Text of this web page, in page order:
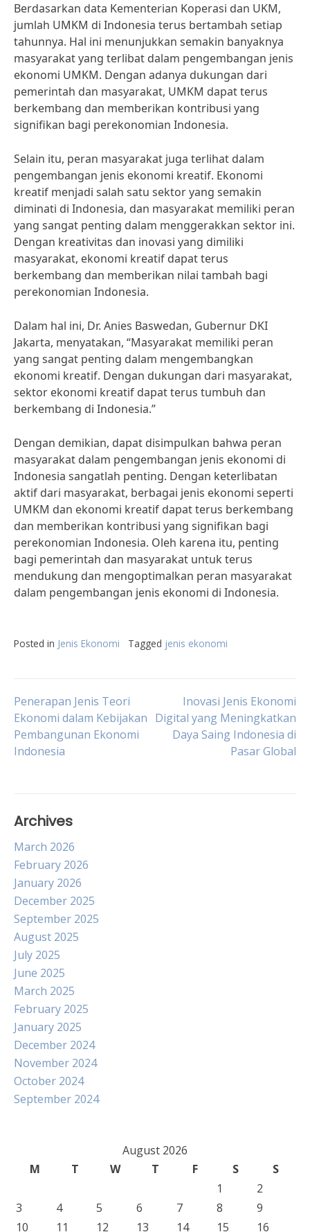
Berdasarkan data Kementerian Koperasi dan UKM,
jumlah UMKM di Indonesia terus bertambah setiap
tahunnya. Hal ini menunjukkan semakin banyaknya
masyarakat yang terlibat dalam pengembangan jenis
ekonomi UMKM. Dengan adanya dukungan dari
pemerintah dan masyarakat, UMKM dapat terus
berkembang dan memberikan kontribusi yang
signifikan bagi perekonomian Indonesia.
Selain itu, peran masyarakat juga terlihat dalam
pengembangan jenis ekonomi kreatif. Ekonomi
kreatif menjadi salah satu sektor yang semakin
diminati di Indonesia, dan masyarakat memiliki peran
yang sangat penting dalam menggerakkan sektor ini.
Dengan kreativitas dan inovasi yang dimiliki
masyarakat, ekonomi kreatif dapat terus
berkembang dan memberikan nilai tambah bagi
perekonomian Indonesia.
Dalam hal ini, Dr. Anies Baswedan, Gubernur DKI
Jakarta, menyatakan, “Masyarakat memiliki peran
yang sangat penting dalam mengembangkan
ekonomi kreatif. Dengan dukungan dari masyarakat,
sektor ekonomi kreatif dapat terus tumbuh dan
berkembang di Indonesia.”
Dengan demikian, dapat disimpulkan bahwa peran
masyarakat dalam pengembangan jenis ekonomi di
Indonesia sangatlah penting. Dengan keterlibatan
aktif dari masyarakat, berbagai jenis ekonomi seperti
UMKM dan ekonomi kreatif dapat terus berkembang
dan memberikan kontribusi yang signifikan bagi
perekonomian Indonesia. Oleh karena itu, penting
bagi pemerintah dan masyarakat untuk terus
mendukung dan mengoptimalkan peran masyarakat
dalam pengembangan jenis ekonomi di Indonesia.
Posted in Jenis Ekonomi Tagged jenis ekonomi
Post
navigation
Penerapan Jenis Teori
Ekonomi dalam Kebijakan
Pembangunan Ekonomi
Indonesia
Inovasi Jenis Ekonomi
Digital yang Meningkatkan
Daya Saing Indonesia di
Pasar Global
Archives
March 2026
February 2026
January 2026
December 2025
September 2025
August 2025
July 2025
June 2025
March 2025
February 2025
January 2025
December 2024
November 2024
October 2024
September 2024
August 2026
M
T W T F S
S
1
2
3
4 5 6 7 8
9
10
11 12 13 14 15 16